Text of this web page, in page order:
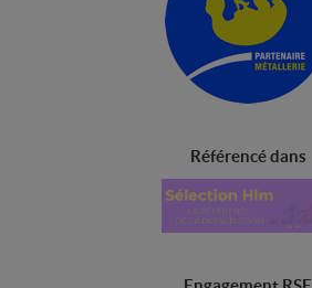
Référencé dans